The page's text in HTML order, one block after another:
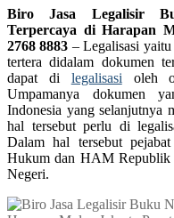
Biro Jasa Legalisir
Terpercaya di Harapan
2768 8883 – Legalisasi yaitu
tertera didalam dokumen
dapat di legalisasi oleh
Umpamanya dokumen
Indonesia yang selanjutnya
hal tersebut perlu di
Dalam hal tersebut
Hukum dan HAM Republik
Negeri.